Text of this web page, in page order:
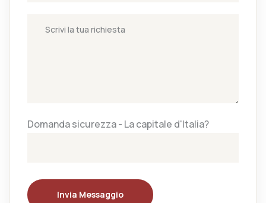
Domanda sicurezza - La capitale d'Italia?
Invia Messaggio